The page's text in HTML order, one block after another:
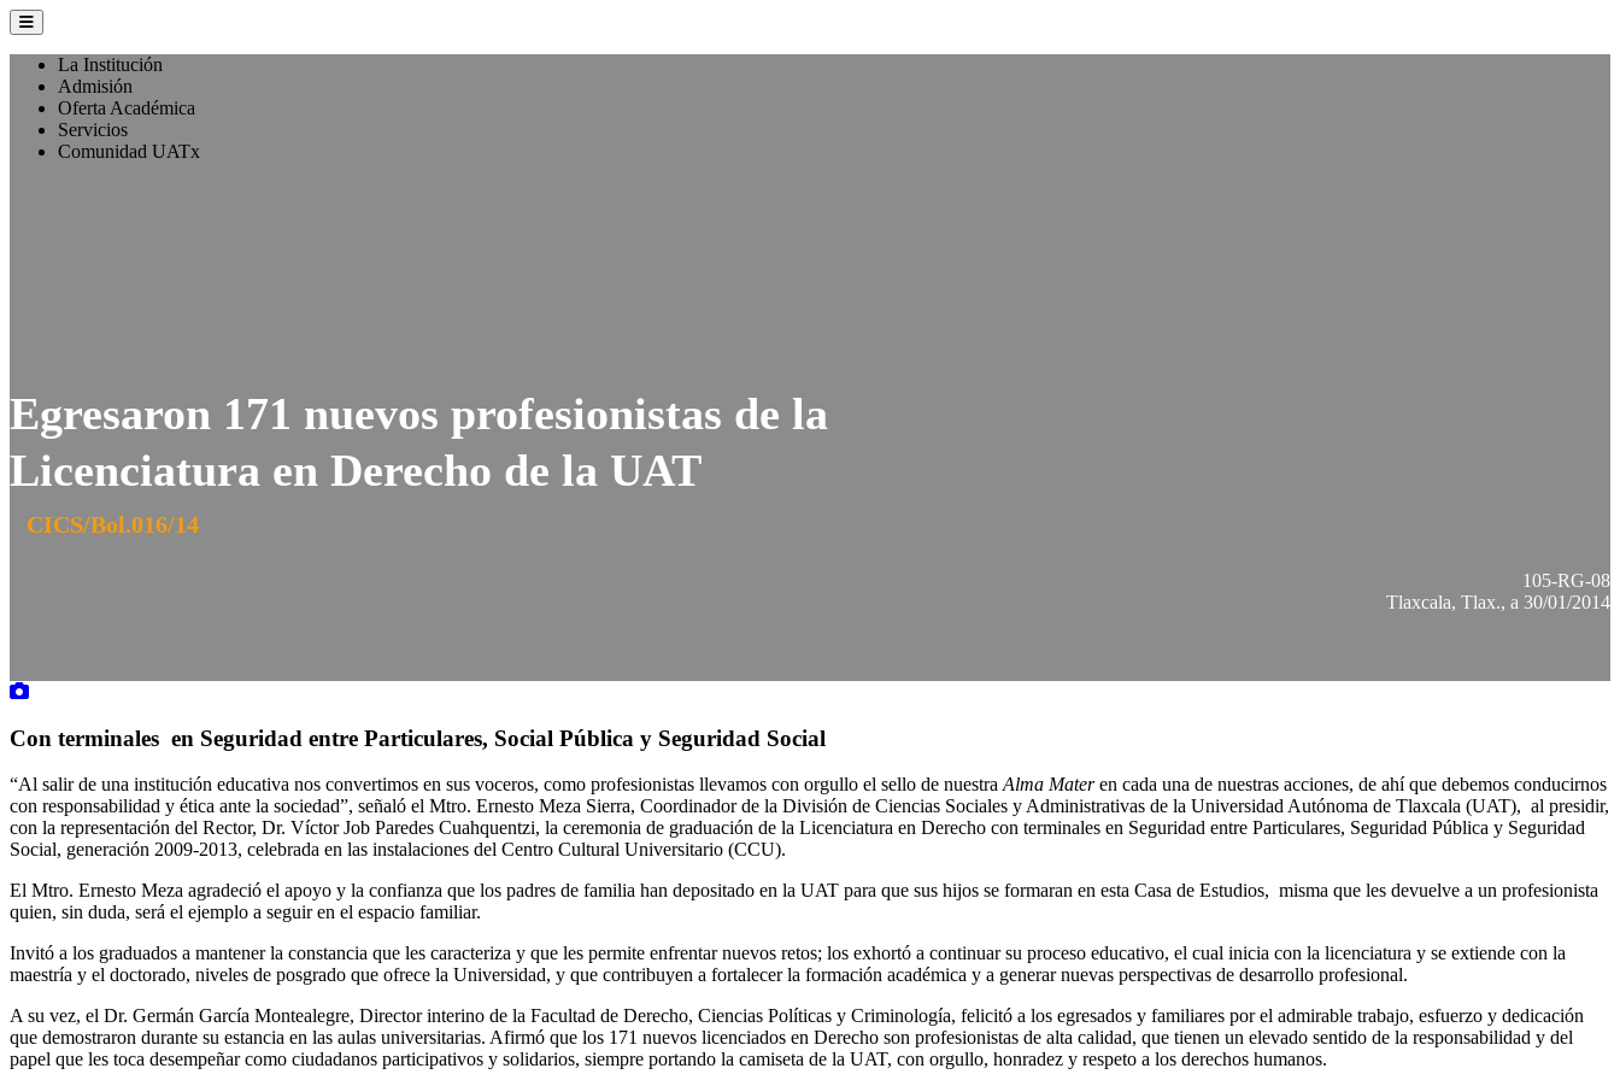
La Institución
Admisión
Oferta Académica
Servicios
Comunidad UATx
Egresaron 171 nuevos profesionistas de la
Licenciatura en Derecho de la UAT
CICS/Bol.016/14
105-RG-08
Tlaxcala, Tlax., a 30/01/2014
Con terminales en Seguridad entre Particulares, Social Pública y Seguridad Social
“Al salir de una institución educativa nos convertimos en sus voceros, como profesionistas llevamos con orgullo el sello de nuestraAlma Materen cada una de nuestras acciones, de ahí que debemos conducirnos
con responsabilidad y ética ante la sociedad”, señaló el Mtro. Ernesto Meza Sierra, Coordinador de la División de Ciencias Sociales y Administrativas de la Universidad Autónoma de Tlaxcala (UAT), al presidir,
con la representación del Rector, Dr. Víctor Job Paredes Cuahquentzi, la ceremonia de graduación de la Licenciatura en Derecho con terminales en Seguridad entre Particulares, Seguridad Pública y Seguridad
Social, generación 2009-2013, celebrada en las instalaciones del Centro Cultural Universitario (CCU).
El Mtro. Ernesto Meza agradeció el apoyo y la confianza que los padres de familia han depositado en la UAT para que sus hijos se formaran en esta Casa de Estudios, misma que les devuelve a un profesionista
quien, sin duda, será el ejemplo a seguir en el espacio familiar.
Invitó a los graduados a mantener la constancia que les caracteriza y que les permite enfrentar nuevos retos; los exhortó a continuar su proceso educativo, el cual inicia con la licenciatura y se extiende con la
maestría y el doctorado, niveles de posgrado que ofrece la Universidad, y que contribuyen a fortalecer la formación académica y a generar nuevas perspectivas de desarrollo profesional.
A su vez, el Dr. Germán García Montealegre, Director interino de la Facultad de Derecho, Ciencias Políticas y Criminología, felicitó a los egresados y familiares por el admirable trabajo, esfuerzo y dedicación
que demostraron durante su estancia en las aulas universitarias. Afirmó que los 171 nuevos licenciados en Derecho son profesionistas de alta calidad, que tienen un elevado sentido de la responsabilidad y del
papel que les toca desempeñar como ciudadanos participativos y solidarios, siempre portando la camiseta de la UAT, con orgullo, honradez y respeto a los derechos humanos.